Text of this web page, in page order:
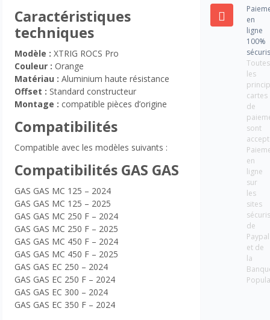
Caractéristiques
techniques
Modèle : XTRIG ROCS Pro
Couleur : Orange
Matériau : Aluminium haute résistance
Offset : Standard constructeur
Montage : compatible pièces d’origine
Compatibilités
Compatible avec les modèles suivants :
Compatibilités GAS GAS
GAS GAS MC 125 – 2024
GAS GAS MC 125 – 2025
GAS GAS MC 250 F – 2024
GAS GAS MC 250 F – 2025
GAS GAS MC 450 F – 2024
GAS GAS MC 450 F – 2025
GAS GAS EC 250 – 2024
GAS GAS EC 250 F – 2024
GAS GAS EC 300 – 2024
GAS GAS EC 350 F – 2024
en
ligne
100%
Toutes
les
cartes
de
sont
en
ligne
sur
les
sites
de
Paypal
et de
la